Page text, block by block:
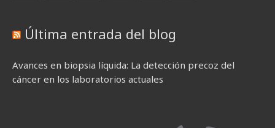
Última entrada del blog
Avances en biopsia líquida: La detección precoz del
cáncer en los laboratorios actuales